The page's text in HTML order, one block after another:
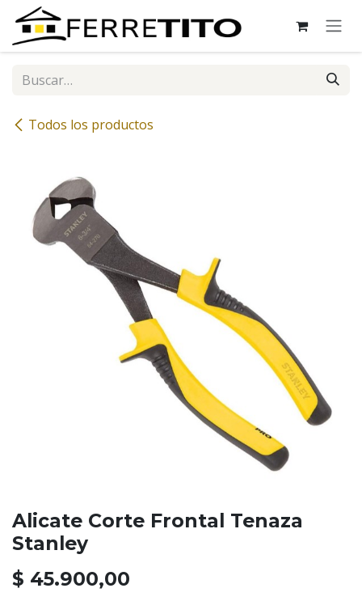
Ir al contenido
Todos los productos
Alicate Corte Frontal Tenaza
Stanley
$ 45.900,00